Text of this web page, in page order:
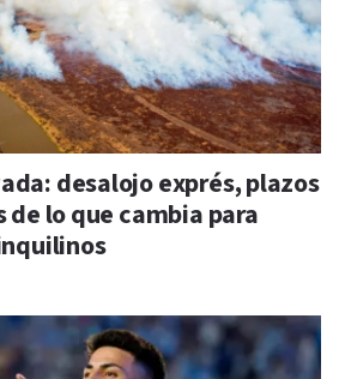
desalojo exprés, plazos
lo que cambia para